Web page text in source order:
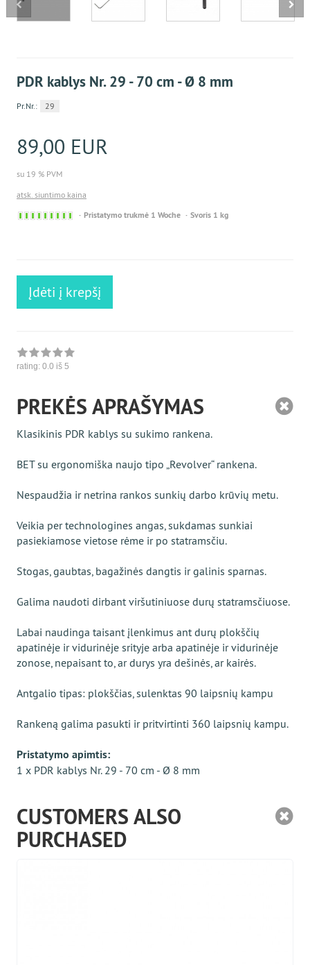
PDR kablys Nr. 29 - 70 cm - Ø 8 mm
Pr.Nr.: 29
89,00 EUR
su 19 % PVM
atsk. siuntimo kaina
Sofort
Pristatymo trukmė 1 Woche Svoris 1 kg
Įdėti į krepšį
rating: 0.0 iš 5
PREKĖS APRAŠYMAS
Klasikinis PDR kablys su sukimo rankena.
BET su ergonomiška naujo tipo „Revolver“ rankena.
Nespaudžia ir netrina rankos sunkių darbo krūvių metu.
Veikia per technologines angas, sukdamas sunkiai
pasiekiamose vietose rėme ir po statramsčiu.
Stogas, gaubtas, bagažinės dangtis ir galinis sparnas.
Galima naudoti dirbant viršutiniuose durų statramsčiuose.
Labai naudinga taisant įlenkimus ant durų plokščių
apatinėje ir vidurinėje srityje arba apatinėje ir vidurinėje
zonose, nepaisant to, ar durys yra dešinės, ar kairės.
Antgalio tipas: plokščias, sulenktas 90 laipsnių kampu
Rankeną galima pasukti ir pritvirtinti 360 laipsnių kampu.
Pristatymo apimtis:
1 x PDR kablys Nr. 29 - 70 cm - Ø 8 mm
CUSTOMERS ALSO
PURCHASED